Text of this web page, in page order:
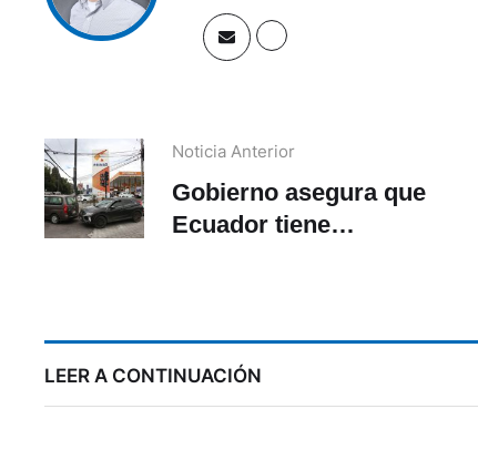
Noticia Anterior
Gobierno asegura que
Ecuador tiene
LEER A CONTINUACIÓN